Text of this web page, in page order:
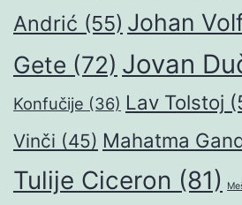
Andrić (55) Johan
Gete (72) Jovan
Konfučije (36) Lav Tolstoj
Vinči (45) Mahatma
Tulije Ciceron (81)